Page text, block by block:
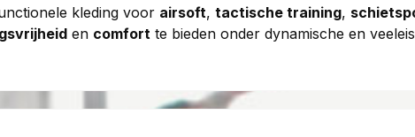
kleding voor airsoft, tactische training,
en comfort te bieden onder dynamische en